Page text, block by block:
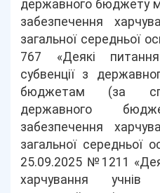
державного бюджету
забезпечення
загальної середньої
767 «Деякі
субвенції з
бюджетам (за
державного
забезпечення
загальної середньої
25.09.2025 №1211
харчування учнів